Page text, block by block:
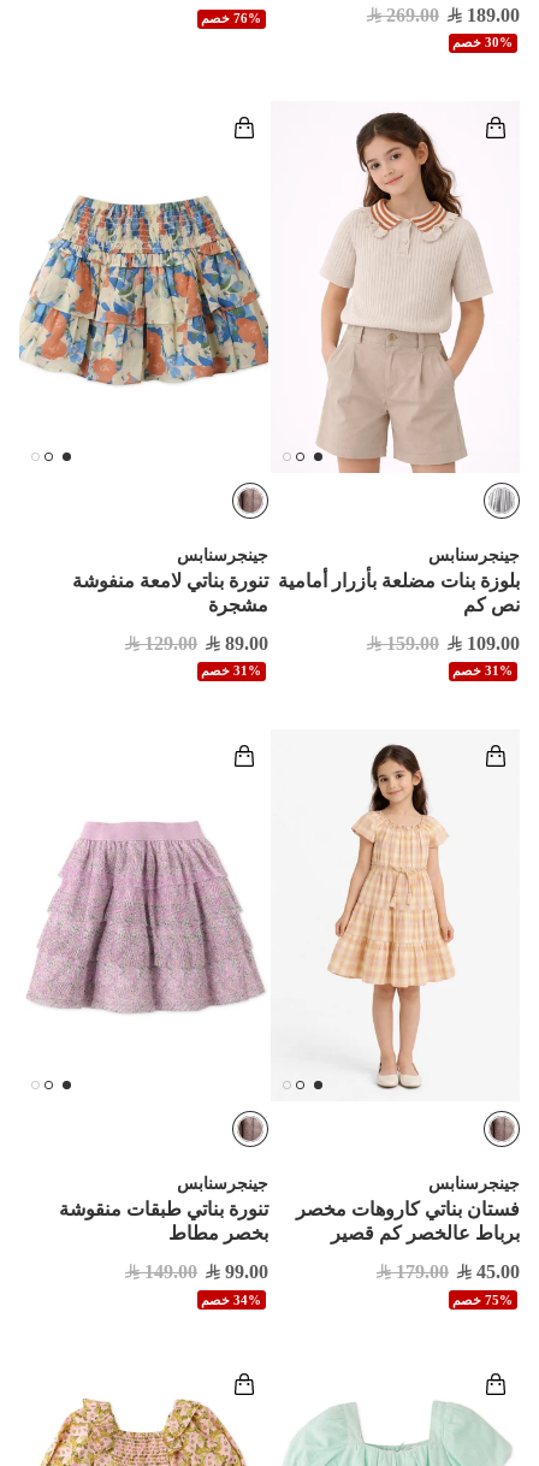
189.00
269.00
30% خصم
76% خصم
جينجرسنابس
بلوزة بنات مضلعة بأزرار أمامية
نص كم
109.00
159.00
31% خصم
جينجرسنابس
تنورة بناتي لامعة منفوشة
مشجرة
89.00
129.00
31% خصم
جينجرسنابس
فستان بناتي كاروهات مخصر
برباط عالخصر كم قصير
45.00
179.00
75% خصم
جينجرسنابس
تنورة بناتي طبقات منقوشة
بخصر مطاط
99.00
149.00
34% خصم